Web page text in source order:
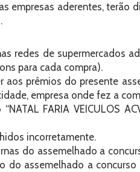
empresas aderentes,
redes de supermercados
para cada compra).
aos prêmios do presente
empresa onde fez a
FARIA VEICULOS
incorretamente.
do assemelhado a
do assemelhado a